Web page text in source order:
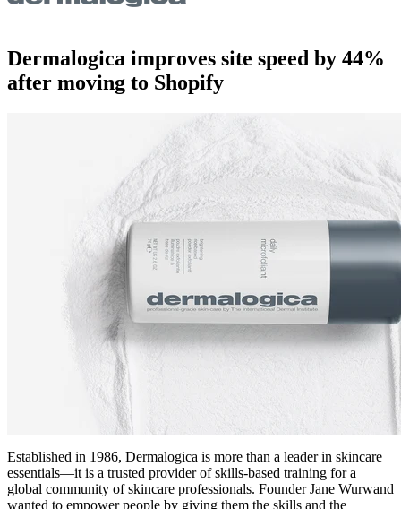
Dermalogica improves site speed by 44%
after moving to Shopify
Established in 1986, Dermalogica is more than a leader in skincare
essentials—it is a trusted provider of skills-based training for a
global community of skincare professionals. Founder Jane Wurwand
wanted to empower people by giving them the skills and the